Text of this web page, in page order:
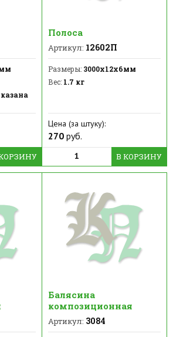
Полоса
Артикул: 12602П
Размеры:3000х12х6мм
Вес:1.7 кг
Цена (за штуку):
270руб.
В КОРЗИНУ
Балясина
композиционная
Артикул: 3084